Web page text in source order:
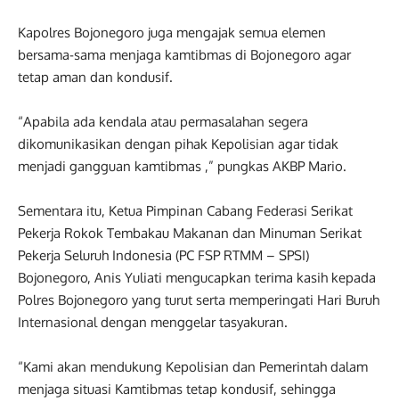
Kapolres Bojonegoro juga mengajak semua elemen
bersama-sama menjaga kamtibmas di Bojonegoro agar
tetap aman dan kondusif.
“Apabila ada kendala atau permasalahan segera
dikomunikasikan dengan pihak Kepolisian agar tidak
menjadi gangguan kamtibmas ,” pungkas AKBP Mario.
Sementara itu, Ketua Pimpinan Cabang Federasi Serikat
Pekerja Rokok Tembakau Makanan dan Minuman Serikat
Pekerja Seluruh Indonesia (PC FSP RTMM – SPSI)
Bojonegoro, Anis Yuliati mengucapkan terima kasih kepada
Polres Bojonegoro yang turut serta memperingati Hari Buruh
Internasional dengan menggelar tasyakuran.
“Kami akan mendukung Kepolisian dan Pemerintah dalam
menjaga situasi Kamtibmas tetap kondusif, sehingga